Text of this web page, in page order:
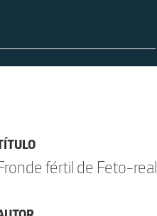
fértil de Feto-real